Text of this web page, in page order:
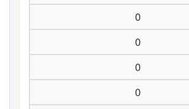
0
0
0
0